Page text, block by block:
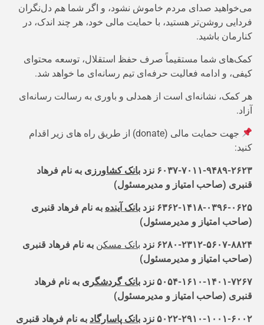
می‌خواهید صدای مردم خاموش نشود، و اگر شما هم دل‌نگران
فردایی روشن‌تر هستید، با حمایت مالی خود، هر چند اندک، در
کنارمان باشید.
کمک‌های شما مستقیماً صرف حفظ استقلال، توسعه محتوای
کیفی، و ادامه فعالیت حرفه‌ای تیم رسانه‌ای ما خواهد شد.
هر کمک، نشانه‌ای است از همدلی و باوری به رسالت رسانه‌ای
آزاد.
جهت حمایت مالی (donate) از طریق راه های زیر اقدام
کنید:
۶۰۳۷-۷۰۱۱-۹۴۸۹-۲۶۲۳ نزد بانک کشاورزی به نام فرهاد
قنبری (صاحب امتیاز و مدیرمسئول)
۶۳۶۲-۱۴۱۸-۰۳۹۶-۰۶۲۵ نزد بانک آینده به نام فرهاد قنبری
(صاحب امتیاز و مدیرمسئول)
۶۲۸۰-۲۳۱۲-۵۶۰۷-۸۸۲۴ نزد بانک مسکن به نام فرهاد قنبری
(صاحب امتیاز و مدیرمسئول)
۵۰۵۴-۱۶۱۰-۱۴۰۱-۷۲۶۷ نزد بانک گردشگری به نام فرهاد
قنبری (صاحب امتیاز و مدیرمسئول)
۵۰۲۲-۲۹۱۰-۱۰۰۱-۶۰۰۲ نزد بانک پاسارگاد به نام فرهاد قنبری